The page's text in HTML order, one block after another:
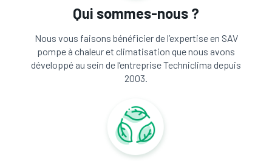
Qui sommes-nous ?
Nous vous faisons bénéficier de l’expertise en SAV
pompe à chaleur et climatisation que nous avons
développé au sein de l’entreprise Techniclima depuis
2003.